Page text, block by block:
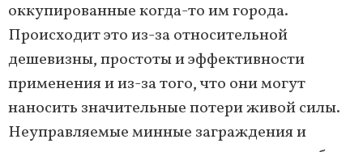
оккупированные когда-то им города.
Происходит это из-за относительной
дешевизны, простоты и эффективности
применения и из-за того, что они могут
наносить значительные потери живой силы.
Неуправляемые минные заграждения и